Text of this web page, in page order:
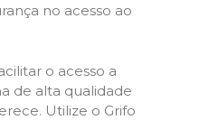
no acesso ao
o acesso a
de alta qualidade
Utilize o Grifo